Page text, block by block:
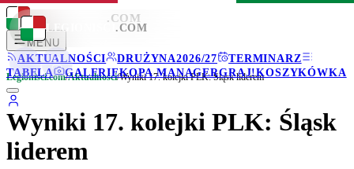
LEGIONISCI .COM
MENU
AKTUALNOŚCI
DRUŻYNA2026/27
TERMINARZ
TABELA
GALERIEKOPA MANAGERGRAJ!KOSZYKÓWKA
LEGIONISCI .COM
Legionisci.com/Aktualności/Wyniki 17. kolejki PLK: Śląsk liderem
Wyniki 17. kolejki PLK: Śląsk
liderem